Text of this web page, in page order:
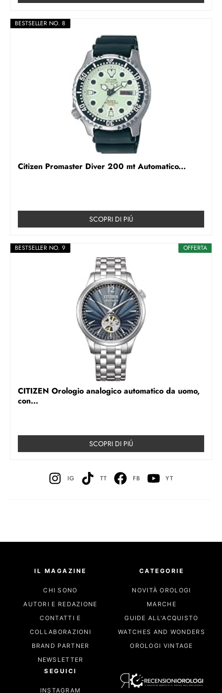
BESTSELLER NO. 8
Citizen Promaster Diver 200 mt Automatico...
SCOPRI DI PIÚ
OFFERTA
BESTSELLER NO. 9
CITIZEN Orologio analogico automatico da uomo,
con...
SCOPRI DI PIÚ
IG TT FB YT
IL MAGAZINE
CHI SONO
AUTORI E REDAZIONE
CONTATTI E
COLLABORAZIONI
BRAND PARTNER
NEWSLETTER
CATEGORIE
NOVITÀ OROLOGI
MARCHE
GUIDE ALL'ACQUISTO
WATCHES AND WONDERS
OROLOGI VINTAGE
SEGUICI
INSTAGRAM